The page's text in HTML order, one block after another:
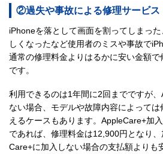
②過失や事故による修理サービス
iPhoneを落として画面を割ってしまっ
しくなったなど使用者のミスや事故で
通常の修理料金よりはるかに安い金額で
です。
利用できるのは1年間に2回までですが
ない場合、モデルや故障内容によって
えるケースもあります。AppleCare+加
であれば、修理料金は12,900円となり
Care+に加入しない場合の支払額よりも